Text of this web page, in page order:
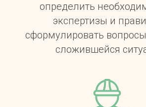
определить
экспертизы и
сформулировать
сложившейся